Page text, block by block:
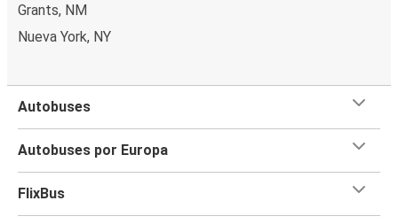
Grants, NM
Nueva York, NY
Autobuses
Autobuses por Europa
FlixBus